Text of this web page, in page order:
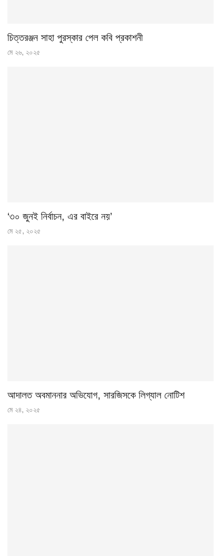
চিত্তরঞ্জন সাহা পুরস্কার পেল কবি প্রকাশনী
মে ২৬, ২০২৫
‘৩০ জুনই নির্বাচন, এর বাইরে নয়’
মে ২৫, ২০২৫
আদালত অবমাননার অভিযোগ, সারজিসকে লিগ্যাল নোটিশ
মে ২৪, ২০২৫